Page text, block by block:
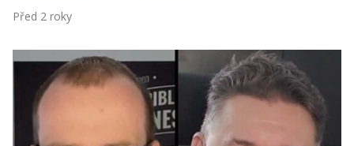
Před 2 roky